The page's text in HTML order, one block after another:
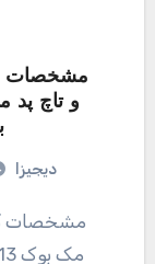
مشخصات و
دیجیزا
مشخصات کالا مشخصات وزن 10 گرم سازگار با